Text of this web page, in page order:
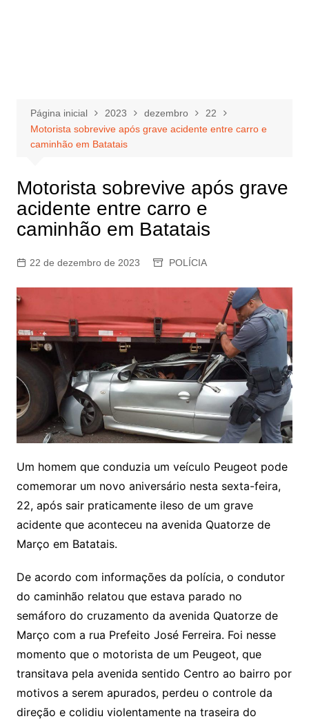
Página inicial 2023 dezembro
22
Motorista sobrevive após grave acidente entre carro e
caminhão em Batatais
Motorista sobrevive após grave
acidente entre carro e
caminhão em Batatais
22 de dezembro de 2023 POLÍCIA
Um homem que conduzia um veículo Peugeot pode
comemorar um novo aniversário nesta sexta-feira,
22, após sair praticamente ileso de um grave
acidente que aconteceu na avenida Quatorze de
Março em Batatais.
De acordo com informações da polícia, o condutor
do caminhão relatou que estava parado no
semáforo do cruzamento da avenida Quatorze de
Março com a rua Prefeito José Ferreira. Foi nesse
momento que o motorista de um Peugeot, que
transitava pela avenida sentido Centro ao bairro por
motivos a serem apurados, perdeu o controle da
direção e colidiu violentamente na traseira do